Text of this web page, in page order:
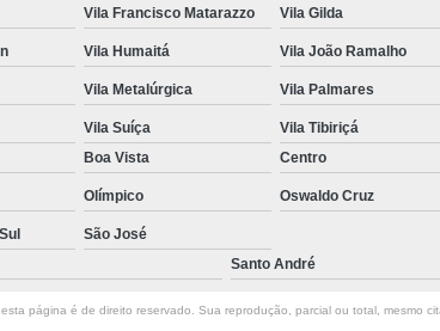
Vila Francisco Matarazzo Vila Gilda
Vila Humaitá Vila João Ramalho
Vila Metalúrgica Vila Palmares
Vila Suíça Vila Tibiriçá
Boa Vista Centro
Olímpico Oswaldo Cruz
São José
Santo André
página é de direito reservado. Sua reprodução, parcial ou total, mesmo